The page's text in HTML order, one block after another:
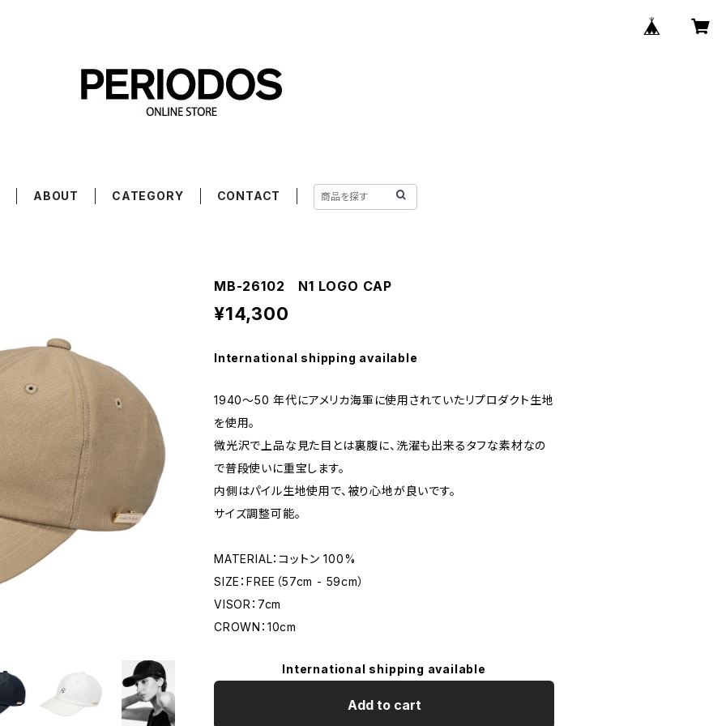
ABOUT CATEGORY CONTACT
MB-26102 N1 LOGO CAP
¥14,300
International shipping available
1940〜50 年代にアメリカ海軍に使用されていたリプロダクト生地
を使用。
微光沢で上品な見た目とは裏腹に、洗濯も出来るタフな素材なの
で普段使いに重宝します。
内側はパイル生地使用で、被り心地が良いです。
サイズ調整可能。
MATERIAL：コットン 100%
SIZE：FREE（57cm - 59cm）
VISOR：7cm
CROWN：10cm
International shipping available
Add to cart